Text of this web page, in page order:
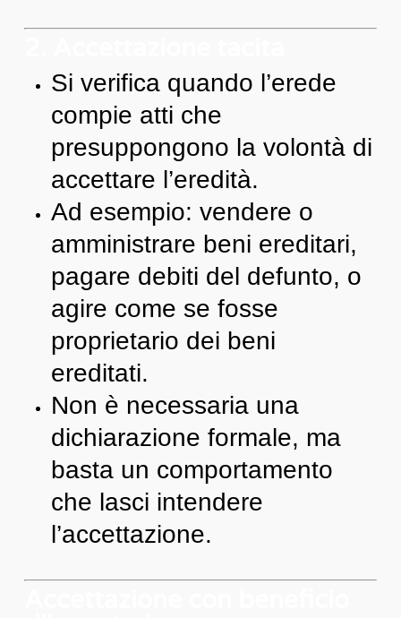
Si verifica quando l’erede
compie atti che
presuppongono la volontà di
accettare l’eredità.
Ad esempio: vendere o
amministrare beni ereditari,
pagare debiti del defunto, o
agire come se fosse
proprietario dei beni
ereditati.
Non è necessaria una
dichiarazione formale, ma
basta un comportamento
che lasci intendere
l’accettazione.